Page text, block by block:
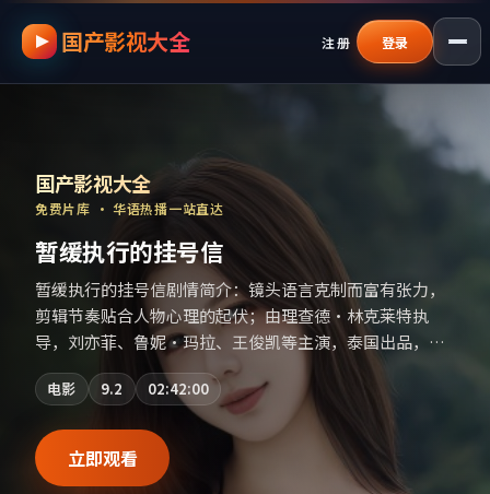
跳过导航，进入正文
国产影视大全 注册 登录
国产影视大全
国产影视大全
免费片库 · 华语热播一站直达
暂缓执行的挂号信
暂缓执行的挂号信剧情简介：镜头语言克制而富有张力，
剪辑节奏贴合人物心理的起伏；由理查德·林克莱特执
导，刘亦菲、鲁妮·玛拉、王俊凯等主演，泰国出品，动
作类型，2025年上映 / 2025年11月7日于泰国地区院线首
映，网络平台同步更新片源。推荐给喜爱现实主义叙事与
人文关怀题材的影迷。（国产影视资源大全免费条目索
引，支持片名与演员交叉检索。）
电影 9.2 02:42:00
立即观看